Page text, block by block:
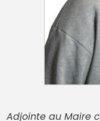
Adjointe au Maire